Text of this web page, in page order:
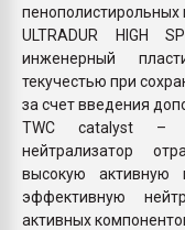
пенополистирольных
ULTRADUR HIGH
инженерный
текучестью при
за счет введения
TWC catalyst –
нейтрализатор
высокую активную
эффективную
активных